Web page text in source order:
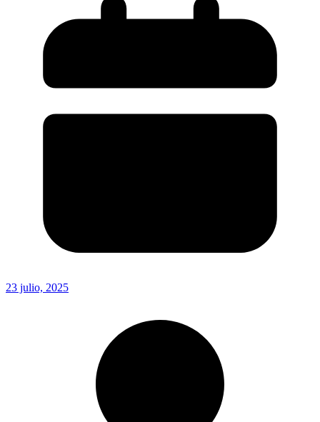
23 julio, 2025